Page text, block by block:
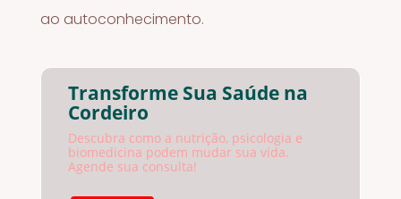
ao autoconhecimento.
Transforme Sua Saúde na
Cordeiro
Descubra como a nutrição, psicologia e
biomedicina podem mudar sua vida.
Agende sua consulta!